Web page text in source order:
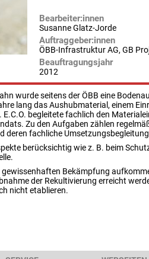
Bearbeiter:innen
Susanne Glatz-Jorde
Auftraggeber:innen
ÖBB-Infrastruktur AG, GB
Beauftragungsjahr
2012
wurde seitens der ÖBB eine
lang das Aushubmaterial, einem
begleitete fachlich den
Zu den Aufgaben zählen
deren fachliche
berücksichtig wie z. B. beim
Bekämpfung
der Rekultivierung erreicht
nicht etablieren.